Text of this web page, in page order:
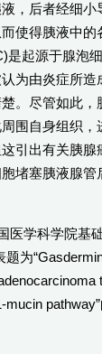
，后者经细小
使得胰液中的
是起源于腺泡
为由炎症所造
。尽管如此，
围自身组织，
引出有关胰腺
堵塞胰液腺管
医学科学院基
题为
mucin